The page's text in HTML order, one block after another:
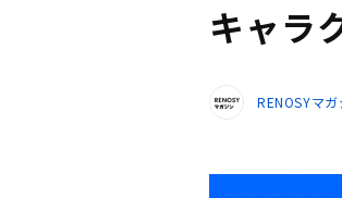
キャラ
RENOSYマ